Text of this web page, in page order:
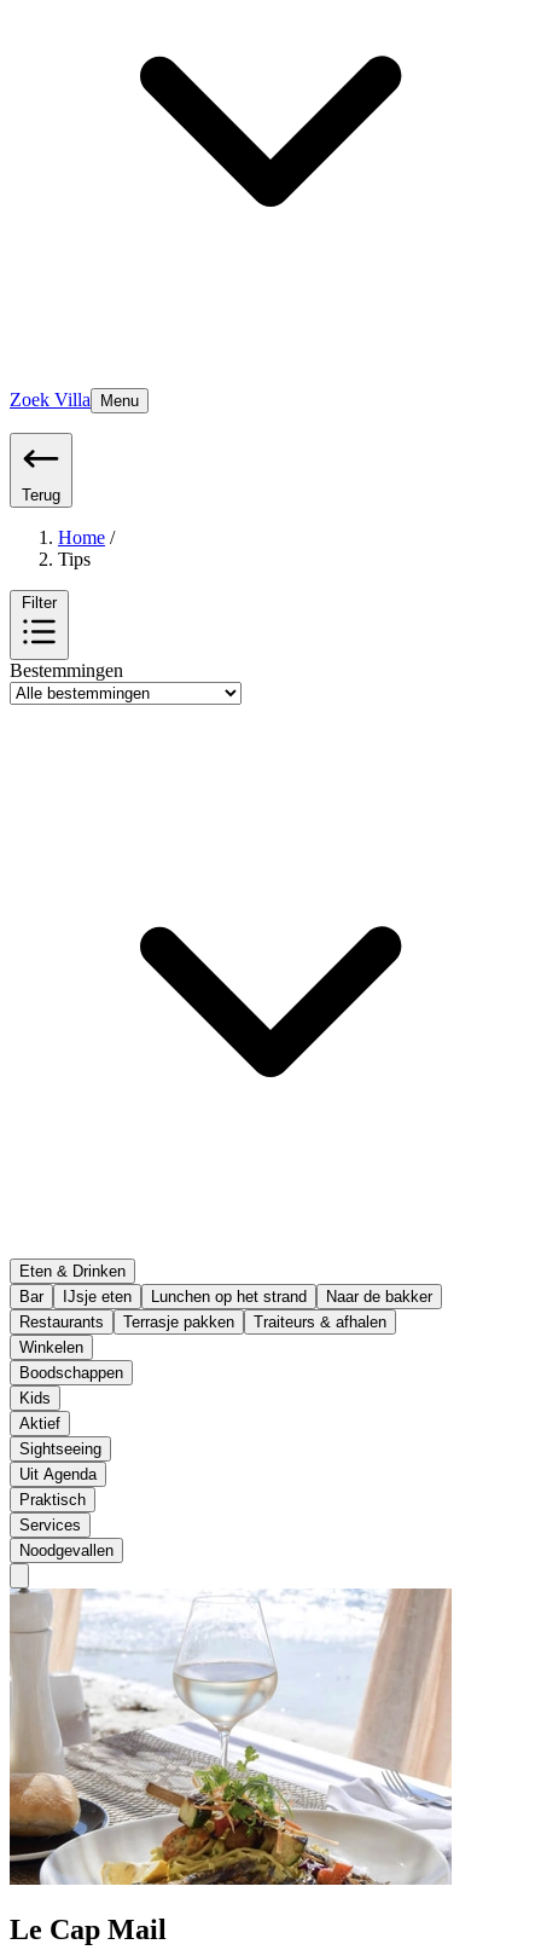
Zoek Villa Menu
Terug
Home /
Tips
Filter
Bestemmingen
Eten & Drinken
Bar
IJsje eten Lunchen op het strand
Naar de bakker
Restaurants
Terrasje pakken
Traiteurs & afhalen
Winkelen
Boodschappen
Kids
Aktief
Sightseeing
Uit Agenda
Praktisch
Services
Noodgevallen
Le Cap Mail